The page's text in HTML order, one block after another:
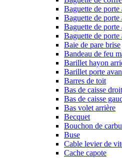
Baguette de
Baguette de porte
Baguette de
Baguette de porte
Baie de pare brise
Bandeau de feu
Barillet hayon
Barillet porte
Barres de toit
Bas de caisse droit
Bas de caisse
Bas volet arrière
Becquet
Bouchon de
Buse
Cable levier de
Cache capote